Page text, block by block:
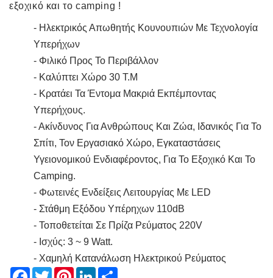
εξοχικό και το camping !
- Ηλεκτρικός Απωθητής Κουνουπιών Με Τεχνολογία
Υπερήχων
- Φιλικό Προς Το Περιβάλλον
- Καλύπτει Χώρο 30 Τ.μ
- Κρατάει Τα Έντομα Μακριά Εκπέμποντας
Υπερήχους.
- Ακίνδυνος Για Ανθρώπους Και Ζώα, Ιδανικός Για Το
Σπίτι, Τον Εργασιακό Χώρο, Εγκαταστάσεις
Υγειονομικού Ενδιαφέροντος, Για Το Εξοχικό Και Το
Camping.
- Φωτεινές Ενδείξεις Λειτουργίας Με LED
- Στάθμη Εξόδου Υπέρηχων 110dB
- Τοποθετείται Σε Πρίζα Ρεύματος 220V
- Ισχύς: 3 ~ 9 Watt.
- Χαμηλή Κατανάλωση Ηλεκτρικού Ρεύματος
Facebook
TwitterPinterestLinkedIn